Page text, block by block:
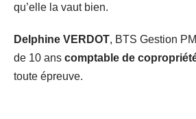
qu’elle la vaut bien.
Delphine VERDOT, BTS Gestion
de 10 ans comptable de
toute épreuve.